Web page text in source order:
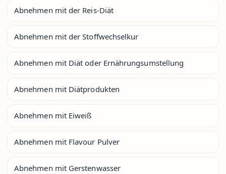
Abnehmen mit der Reis-Diät
Abnehmen mit der Stoffwechselkur
Abnehmen mit Diät oder Ernährungsumstellung
Abnehmen mit Diätprodukten
Abnehmen mit Eiweiß
Abnehmen mit Flavour Pulver
Abnehmen mit Gerstenwasser